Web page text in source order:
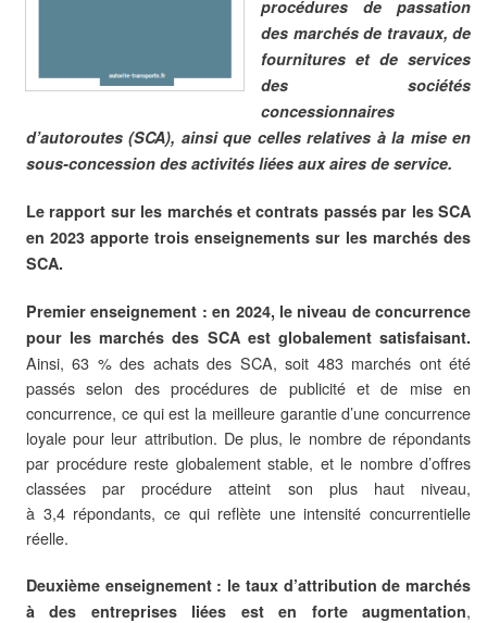
procédures de passation
des marchés de travaux, de
fournitures et de services
des sociétés
concessionnaires
d’autoroutes (SCA), ainsi que celles relatives à la mise en
sous-concession des activités liées aux aires de service.
Le rapport sur les marchés et contrats passés par les SCA
en 2023 apporte trois enseignements sur les marchés des
SCA.
Premier enseignement : en 2024, le niveau de concurrence
pour les marchés des SCA est globalement satisfaisant.
Ainsi, 63 % des achats des SCA, soit 483 marchés ont été
passés selon des procédures de publicité et de mise en
concurrence, ce qui est la meilleure garantie d’une concurrence
loyale pour leur attribution. De plus, le nombre de répondants
par procédure reste globalement stable, et le nombre d’offres
classées par procédure atteint son plus haut niveau,
à 3,4 répondants, ce qui reflète une intensité concurrentielle
réelle.
Deuxième enseignement : le taux d’attribution de marchés
à des entreprises liées est en forte augmentation,